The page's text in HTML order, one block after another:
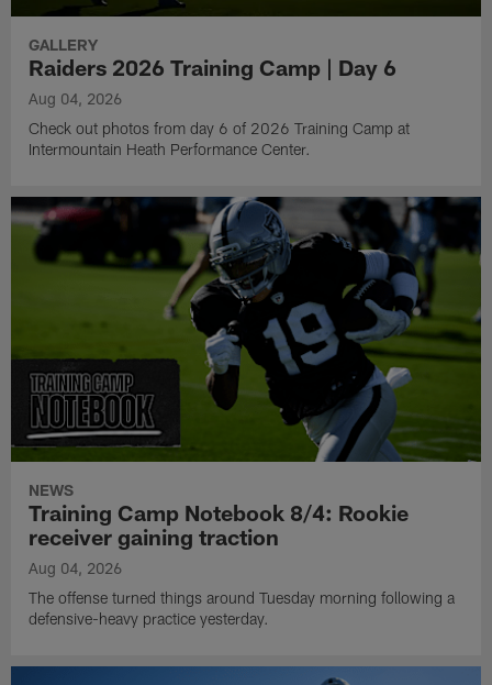
GALLERY
Raiders 2026 Training Camp | Day 6
Aug 04, 2026
Check out photos from day 6 of 2026 Training Camp at
Intermountain Heath Performance Center.
NEWS
Training Camp Notebook 8/4: Rookie
receiver gaining traction
Aug 04, 2026
The offense turned things around Tuesday morning following a
defensive-heavy practice yesterday.